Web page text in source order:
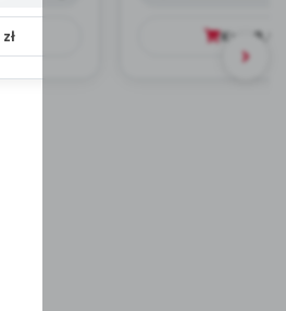
zł Kup 9.99